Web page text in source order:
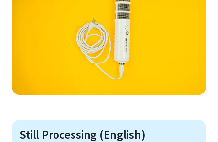
Still Processing (English)